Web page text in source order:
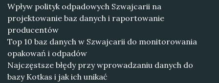
Wpływ polityk odpadowych Szwajcarii na
projektowanie baz danych i raportowanie
producentów
Top 10 baz danych w Szwajcarii do monitorowania
opakowań i odpadów
Najczęstsze błędy przy wprowadzaniu danych do
bazy Kotkas i jak ich unikać